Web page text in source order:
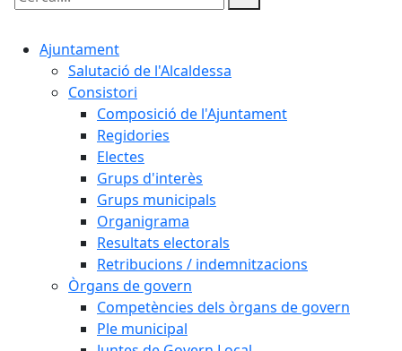
Cercar:
Ajuntament
Salutació de l'Alcaldessa
Consistori
Composició de l'Ajuntament
Regidories
Electes
Grups d'interès
Grups municipals
Organigrama
Resultats electorals
Retribucions / indemnitzacions
Òrgans de govern
Competències dels òrgans de govern
Ple municipal